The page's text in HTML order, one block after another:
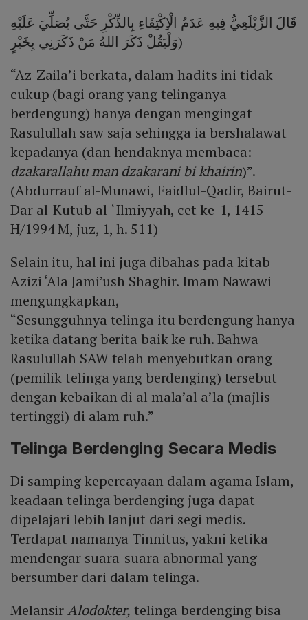
قَالَ الزَّيْلَعِيُّ فِيهِ عَدَمُ الْاِكْتِفَاءِ بِالذِّكْرِ حَتَّى يُصَلِّيَ عَلَيْهِ
(وَلْيَقُلْ ذَكَرَ اللهُ مَنْ ذَكَرَنِي بِخَيْرٍ
“Az-Zaila’i berkata, dalam hadits ini tidak
cukup (bagi orang yang telinganya
berdengung) hanya dengan mengingat
Rasulullah saw saja sehingga ia bershalawat
kepadanya (dan hendaknya membaca:
dzakarallahu man dzakarani bi khairin)”.
(Abdurrauf al-Munawi, Faidlul-Qadir, Bairut-
Dar al-Kutub al-‘Ilmiyyah, cet ke-1, 1415
H/1994 M, juz, 1, h. 511)
Selain itu, hal ini juga dibahas pada kitab
Azizi ‘Ala Jami’ush Shaghir. Imam Nawawi
mengungkapkan,
“Sesungguhnya telinga itu berdengung hanya
ketika datang berita baik ke ruh. Bahwa
Rasulullah SAW telah menyebutkan orang
(pemilik telinga yang berdenging) tersebut
dengan kebaikan di al mala’al a’la (majlis
tertinggi) di alam ruh.”
Telinga Berdenging Secara Medis
Di samping kepercayaan dalam agama Islam,
keadaan telinga berdenging juga dapat
dipelajari lebih lanjut dari segi medis.
Terdapat namanya Tinnitus, yakni ketika
mendengar suara-suara abnormal yang
bersumber dari dalam telinga.
MelansirAlodokter, telinga berdenging bisa